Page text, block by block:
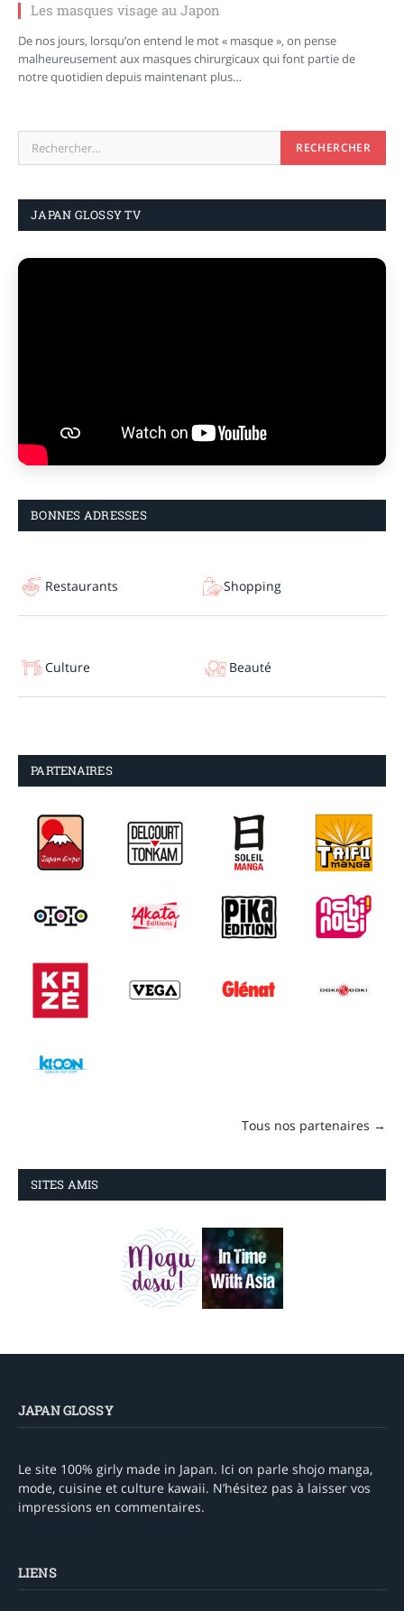
Les masques visage au Japon
De nos jours, lorsqu’on entend le mot « masque », on pense
malheureusement aux masques chirurgicaux qui font partie de
notre quotidien depuis maintenant plus…
JAPAN GLOSSY TV
BONNES ADRESSES
Restaurants Shopping
Culture Beauté
PARTENAIRES
Tous nos partenaires →
SITES AMIS
JAPAN GLOSSY
Le site 100% girly made in Japan. Ici on parle shojo manga,
mode, cuisine et culture kawaii. N’hésitez pas à laisser vos
impressions en commentaires.
LIENS